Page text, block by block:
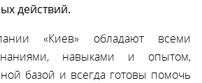
действий.
«Киев» обладают всеми
навыками и опытом,
базой и всегда готовы помочь